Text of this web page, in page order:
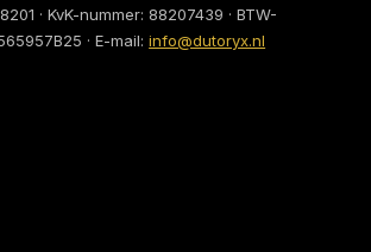
· KvK-nummer:88207439 · BTW-
· E-mail:info@dutoryx.nl